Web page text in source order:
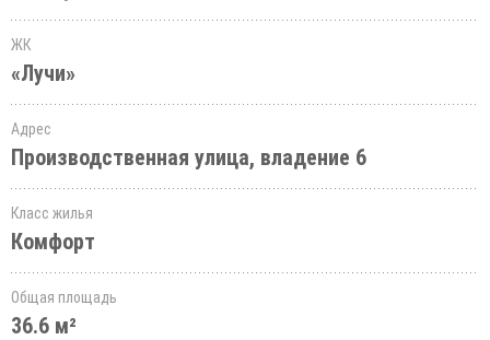
ЖК
«Лучи»
Адрес
Производственная улица, владение 6
Класс жилья
Комфорт
Общая площадь
36.6 м²